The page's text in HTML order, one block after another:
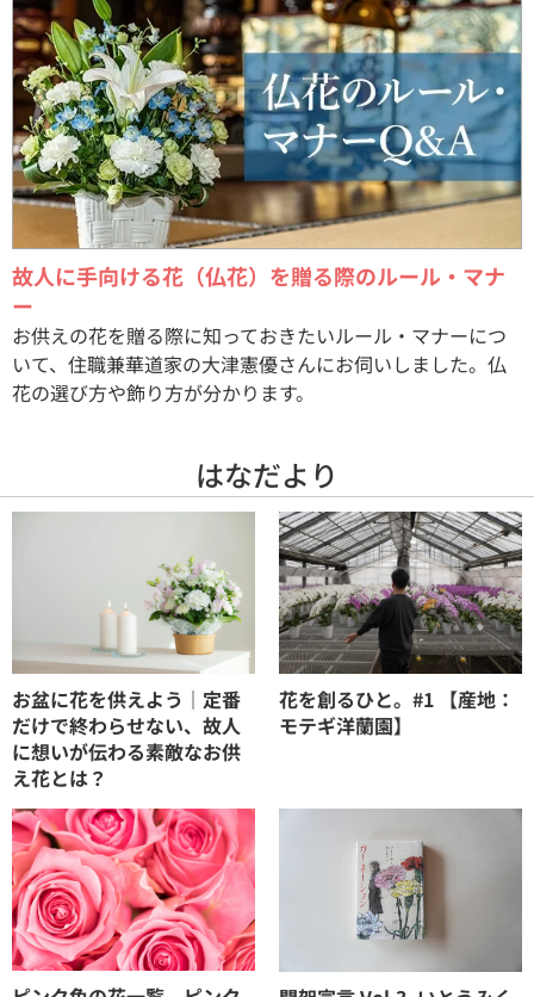
故人に手向ける花（仏花）を贈る際のルール・マナ
ー
お供えの花を贈る際に知っておきたいルール・マナーにつ
いて、住職兼華道家の大津憲優さんにお伺いしました。仏
花の選び方や飾り方が分かります。
はなだより
お盆に花を供えよう｜定番
だけで終わらせない、故人
に想いが伝わる素敵なお供
え花とは？
花を創るひと。#1 【産地：
モテギ洋蘭園】